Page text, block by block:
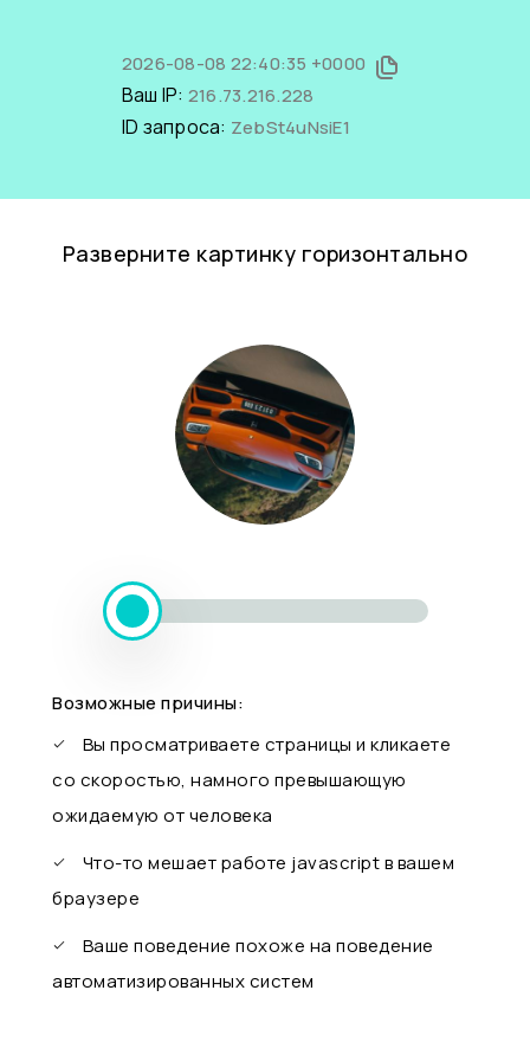
2026-08-08 22:40:35 +0000
Ваш IP: 216.73.216.228
ID запроса: ZebSt4uNsiE1
Разверните картинку горизонтально
Возможные причины:
Вы просматриваете страницы и кликаете
со скоростью, намного превышающую
ожидаемую от человека
Что-то мешает работе javascript в вашем
браузере
Ваше поведение похоже на поведение
автоматизированных систем